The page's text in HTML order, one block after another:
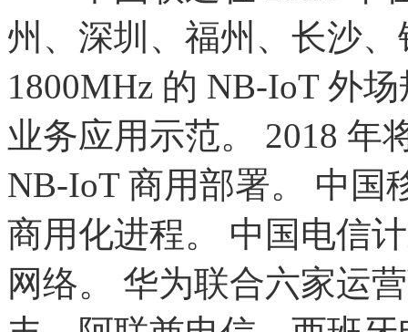
州、深圳、福州、长沙
1800MHz 的 NB-IoT 外
业务应用示范。 2018 年
NB-IoT 商用部署。 中国
商用化进程。 中国电信
网络。 华为联合六家运